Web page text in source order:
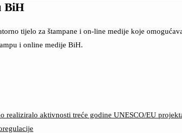
BiH
tijelo za štampane i on-line medije koje
i online medije BiH.
realiziralo aktivnosti treće godine UNESCO/EU